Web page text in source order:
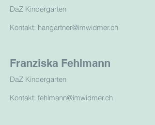
DaZ Kindergarten
Kontakt: hangartner@imwidmer.ch
Franziska Fehlmann
DaZ Kindergarten
Kontakt: fehlmann@imwidmer.ch